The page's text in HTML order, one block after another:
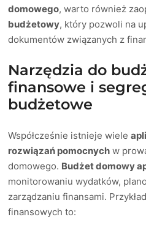
domowego, warto również
budżetowy, który pozwoli na
dokumentów związanych z
Narzędzia do
finansowe i
budżetowe
Współcześnie istnieje wiele
rozwiązań pomocnych w
domowego. Budżet domowy
monitorowaniu wydatków,
zarządzaniu finansami.
finansowych to: